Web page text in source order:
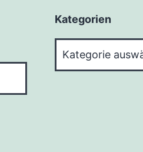
Kategorien